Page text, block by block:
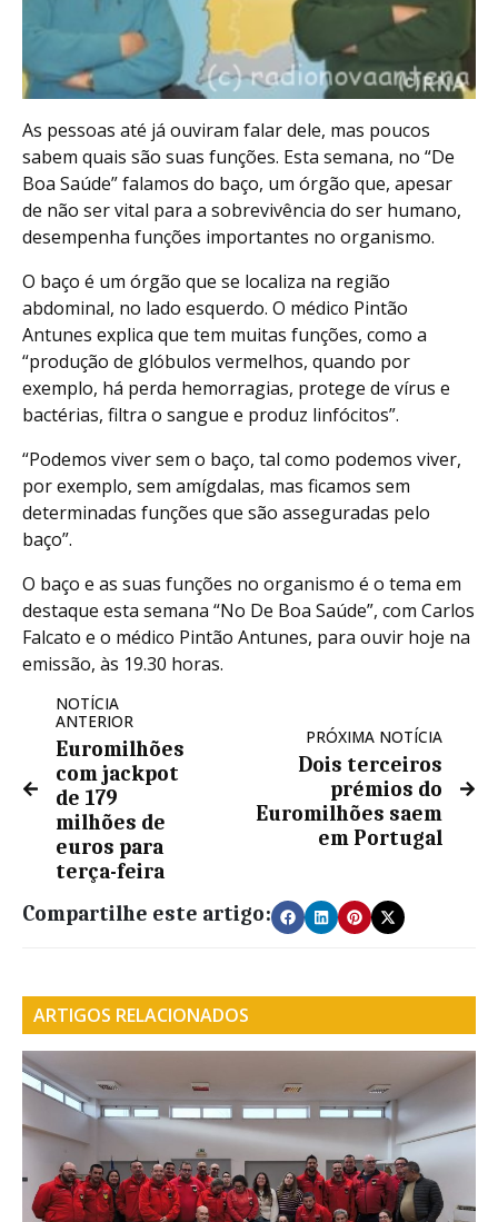
As pessoas até já ouviram falar dele, mas poucos
sabem quais são suas funções. Esta semana, no “De
Boa Saúde” falamos do baço, um órgão que, apesar
de não ser vital para a sobrevivência do ser humano,
desempenha funções importantes no organismo.
O baço é um órgão que se localiza na região
abdominal, no lado esquerdo. O médico Pintão
Antunes explica que tem muitas funções, como a
“produção de glóbulos vermelhos, quando por
exemplo, há perda hemorragias, protege de vírus e
bactérias, filtra o sangue e produz linfócitos”.
“Podemos viver sem o baço, tal como podemos viver,
por exemplo, sem amígdalas, mas ficamos sem
determinadas funções que são asseguradas pelo
baço”.
O baço e as suas funções no organismo é o tema em
destaque esta semana “No De Boa Saúde”, com Carlos
Falcato e o médico Pintão Antunes, para ouvir hoje na
emissão, às 19.30 horas.
NOTÍCIA
ANTERIOR
Euromilhões
com jackpot
de 179
milhões de
euros para
terça-feira
PRÓXIMA NOTÍCIA
Dois terceiros
prémios do
Euromilhões saem
em Portugal
Compartilhe este artigo:
ARTIGOS RELACIONADOS